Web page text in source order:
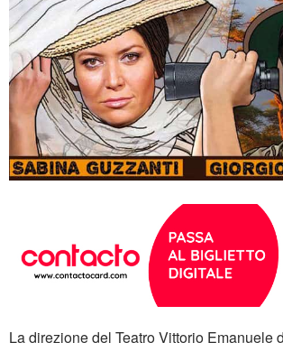
La direzione del Teatro Vittorio Emanuele